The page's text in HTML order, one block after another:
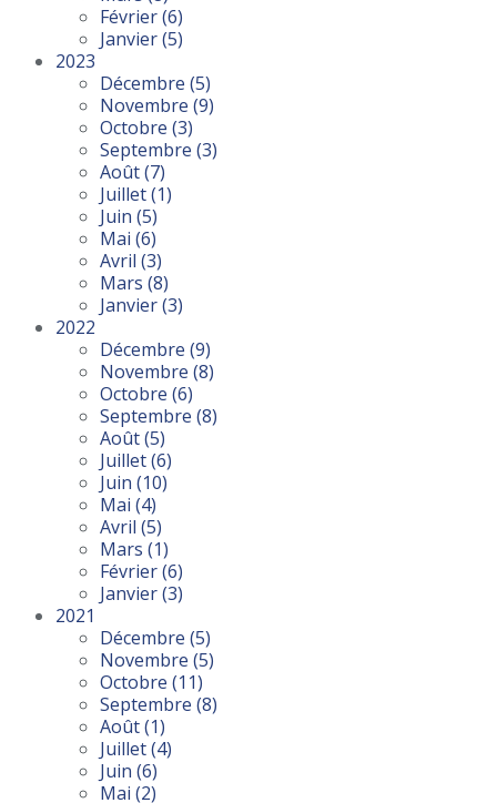
Février(6)
Janvier(5)
2023
Décembre (5)
Novembre (9)
Octobre (3)
Septembre (3)
Août(7)
Juillet(1)
Juin (5)
Mai (6)
Avril (3)
Mars (8)
Janvier(3)
2022
Décembre (9)
Novembre (8)
Octobre (6)
Septembre (8)
Août(5)
Juillet(6)
Juin (10)
Mai (4)
Avril (5)
Mars (1)
Février(6)
Janvier(3)
2021
Décembre (5)
Novembre (5)
Octobre (11)
Septembre (8)
Août(1)
Juillet(4)
Juin (6)
Mai (2)